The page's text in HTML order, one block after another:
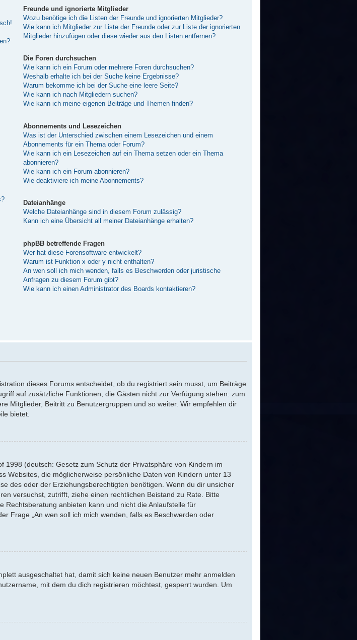
Freunde und ignorierte Mitglieder
Wozu benötige ich die Listen der Freunde und ignorierten Mitglieder?
Wie kann ich Mitglieder zur Liste der Freunde oder zur Liste der ignorierten
Mitglieder hinzufügen oder diese wieder aus den Listen entfernen?
Die Foren durchsuchen
Wie kann ich ein Forum oder mehrere Foren durchsuchen?
Weshalb erhalte ich bei der Suche keine Ergebnisse?
Warum bekomme ich bei der Suche eine leere Seite?
Wie kann ich nach Mitgliedern suchen?
Wie kann ich meine eigenen Beiträge und Themen finden?
Abonnements und Lesezeichen
Was ist der Unterschied zwischen einem Lesezeichen und einem
Abonnements für ein Thema oder Forum?
Wie kann ich ein Lesezeichen auf ein Thema setzen oder ein Thema
abonnieren?
Wie kann ich ein Forum abonnieren?
Wie deaktiviere ich meine Abonnements?
Dateianhänge
Welche Dateianhänge sind in diesem Forum zulässig?
Kann ich eine Übersicht all meiner Dateianhänge erhalten?
phpBB betreffende Fragen
Wer hat diese Forensoftware entwickelt?
Warum ist Funktion x oder y nicht enthalten?
An wen soll ich mich wenden, falls es Beschwerden oder juristische
Anfragen zu diesem Forum gibt?
Wie kann ich einen Administrator des Boards kontaktieren?
dieses Forums entscheidet, ob du registriert sein musst, um Beiträge
auf zusätzliche Funktionen, die Gästen nicht zur Verfügung stehen: zum
Mitglieder, Beitritt zu Benutzergruppen und so weiter. Wir empfehlen dir
bietet.
1998 (deutsch: Gesetz zum Schutz der Privatsphäre von Kindern im
Websites, die möglicherweise persönliche Daten von Kindern unter 13
des oder der Erziehungsberechtigten benötigen. Wenn du dir unsicher
versuchst, zutrifft, ziehe einen rechtlichen Beistand zu Rate. Bitte
Rechtsberatung anbieten kann und nicht die Anlaufstelle für
Frage „An wen soll ich mich wenden, falls es Beschwerden oder
ausgeschaltet hat, damit sich keine neuen Benutzer mehr anmelden
mit dem du dich registrieren möchtest, gesperrt wurden. Um